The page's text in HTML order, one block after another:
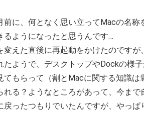
前に、何となく思い立ってMacの名
るようになったと思うんです…
変えた直後に再起動をかけたのです
たようで、デスクトップやDockの様
てもらって（割とMacに関する知識
れる？ようなところがあって、今ま
戻ったつもりでいたんですが、やっぱ